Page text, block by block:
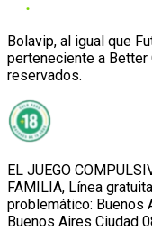
Bolavip, al igual que
perteneciente a
reservados.
EL JUEGO
FAMILIA, Línea
problemático: Buenos
Buenos Aires Ciudad